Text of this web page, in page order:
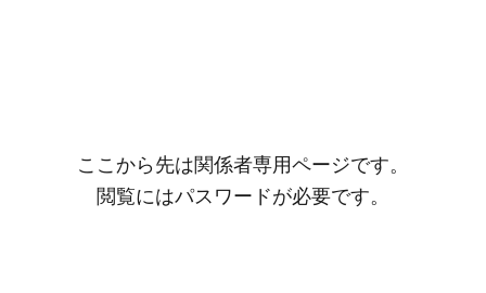
ここから先は関係者専用ページです。
閲覧にはパスワードが必要です。